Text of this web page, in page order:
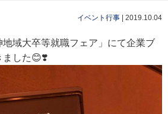
イベント行事 2019.10.04
域大卒等就職フェア」にて企業ブ
ました😊❣️